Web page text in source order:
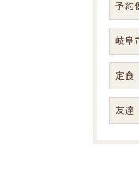
予約
岐阜
定食
友達